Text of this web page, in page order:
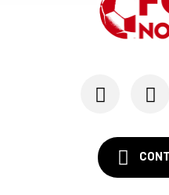
Denis-Will Poha prêté à
Patrice Garande ne sera